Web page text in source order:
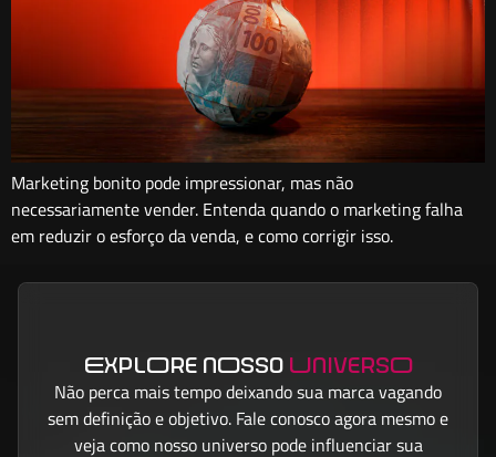
Marketing bonito pode impressionar, mas não
necessariamente vender. Entenda quando o marketing falha
em reduzir o esforço da venda, e como corrigir isso.
ExplOre nOsso UniversO
Não perca mais tempo deixando sua marca vagando
sem definição e objetivo. Fale conosco agora mesmo e
veja como nosso universo pode influenciar sua